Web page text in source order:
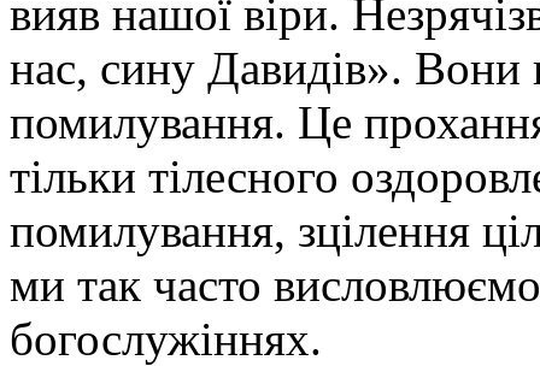
вияв нашої віри.
нас, сину Давидів». Вони
помилування. Це
тільки тілесного
помилування, зцілення
ми так часто
богослужіннях.